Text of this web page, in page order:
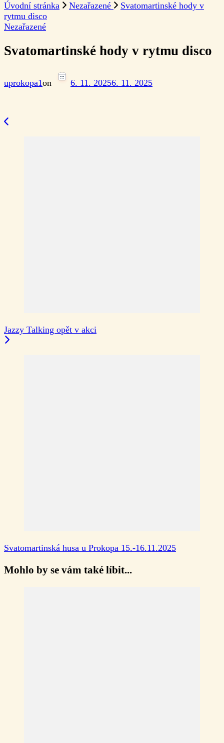
Úvodní stránka
Nezařazené
Svatomartinské hody v
rytmu disco
Nezařazené
Svatomartinské hody v rytmu disco
uprokopa1on 6. 11. 20256. 11. 2025
Navigace
Jazzy Talking opět v akci
Svatomartinská husa u Prokopa 15.-16.11.2025
Mohlo by se vám také líbit...